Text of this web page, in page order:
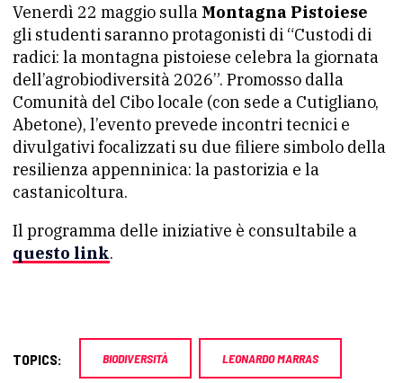
Venerdì 22 maggio sulla Montagna Pistoiese
gli studenti saranno protagonisti di “Custodi di
radici: la montagna pistoiese celebra la giornata
dell’agrobiodiversità 2026”. Promosso dalla
Comunità del Cibo locale (con sede a Cutigliano,
Abetone), l’evento prevede incontri tecnici e
divulgativi focalizzati su due filiere simbolo della
resilienza appenninica: la pastorizia e la
castanicoltura.
Il programma delle iniziative è consultabile a
questo link.
TOPICS: BIODIVERSITÀ LEONARDO MARRAS